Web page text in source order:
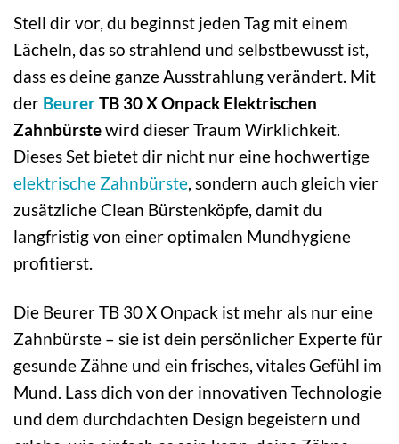
Stell dir vor, du beginnst jeden Tag mit einem
Lächeln, das so strahlend und selbstbewusst ist,
dass es deine ganze Ausstrahlung verändert. Mit
der BeurerTB 30 X Onpack Elektrischen
Zahnbürstewird dieser Traum Wirklichkeit.
Dieses Set bietet dir nicht nur eine hochwertige
elektrische Zahnbürste, sondern auch gleich vier
zusätzliche Clean Bürstenköpfe, damit du
langfristig von einer optimalen Mundhygiene
profitierst.
Die Beurer TB 30 X Onpack ist mehr als nur eine
Zahnbürste – sie ist dein persönlicher Experte für
gesunde Zähne und ein frisches, vitales Gefühl im
Mund. Lass dich von der innovativen Technologie
und dem durchdachten Design begeistern und